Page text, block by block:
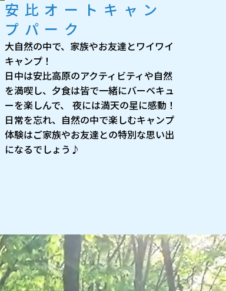
安比オートキャン
プパーク
大自然の中で、家族やお友達とワイワイ
キャンプ！
日中は安比高原のアクティビティや自然
を満喫し、夕食は皆で一緒にバーベキュ
ーを楽しんで、 夜には満天の星に感動！
日常を忘れ、自然の中で楽しむキャンプ
体験はご家族やお友達との特別な思い出
になるでしょう♪